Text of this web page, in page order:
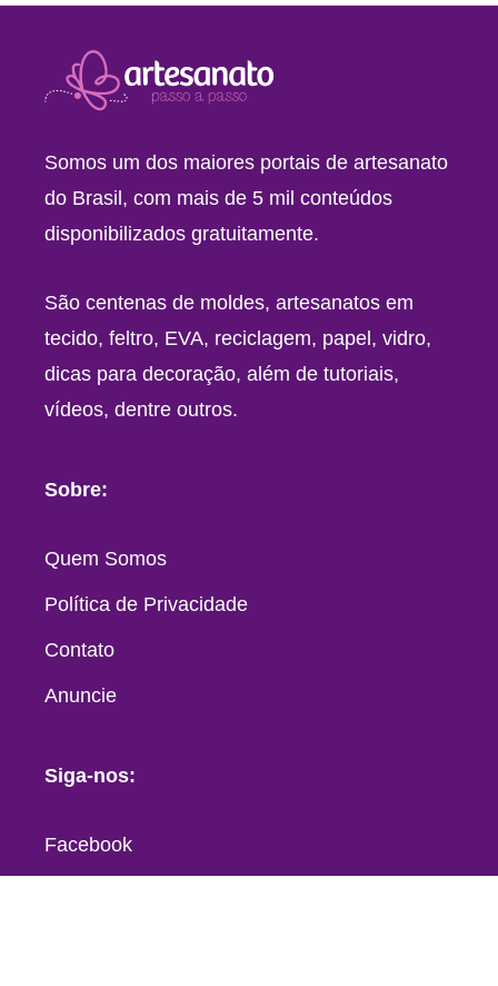
Somos um dos maiores portais de artesanato
do Brasil, com mais de 5 mil conteúdos
disponibilizados gratuitamente.
São centenas de moldes, artesanatos em
tecido, feltro, EVA, reciclagem, papel, vidro,
dicas para decoração, além de tutoriais,
vídeos, dentre outros.
Sobre:
Quem Somos
Política de Privacidade
Contato
Anuncie
Siga-nos:
Facebook